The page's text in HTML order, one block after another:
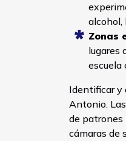
alcohol,
Zonas
lugares
escuela
Identificar y
Antonio.
de
cámaras de